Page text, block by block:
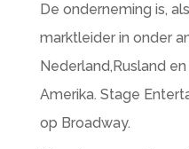
De onderneming is,
marktleider in onder
Nederland,Rusland
Amerika. Stage
op Broadway.